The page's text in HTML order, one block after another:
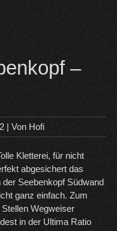
–
| Von Hofi
Kletterei, für nicht
abgesichert das
Seebenkopf Südwand
ganz einfach. Zum
Wegweiser
in der Ultima Ratio